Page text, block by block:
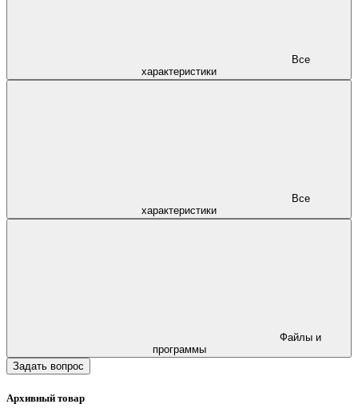
характеристики
характеристики
программы
Задать вопрос
Архивный товар